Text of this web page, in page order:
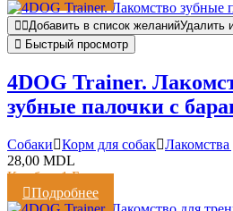
Добавить в список желанийУдалить
Быстрый просмотр
4DOG Trainer.
зубные палочки с
Cобаки Корм для собак Лакомства
28,00 MDL
Кешбэк:1 Балл
Подробнее